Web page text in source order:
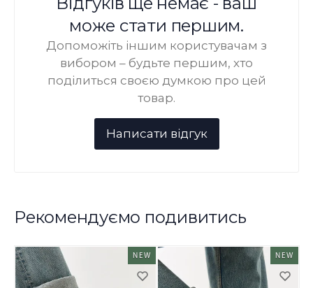
може стати першим.
Допоможіть іншим користувачам з
вибором – будьте першим, хто
поділиться своєю думкою про цей
товар.
Рекомендуємо подивитись
NEW NEW